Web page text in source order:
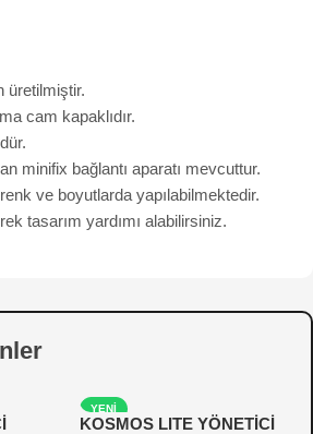
üretilmiştir.
cam kapaklıdır.
minifix bağlantı aparatı mevcuttur.
ve boyutlarda yapılabilmektedir.
tasarım yardımı alabilirsiniz.
YENI
KOSMOS LITE YÖNETİCİ